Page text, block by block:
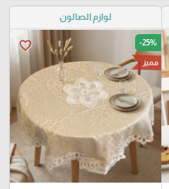
لوازم الصالون
favorite_border -25%
مميز